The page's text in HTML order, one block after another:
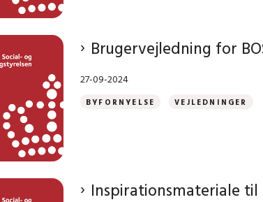
Brugervejledning for
27-09-2024
BYFORNYELSE VEJLEDNINGER
Inspirationsmateriale